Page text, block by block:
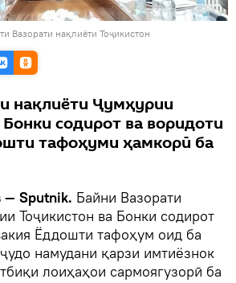
Вазорати нақлиёти Тоҷикистон
нақлиёти Ҷумҳурии
содирот ва воридоти
тафоҳуми ҳамкорӣ ба
Sputnik. Байни Вазорати
Тоҷикистон ва Бонки содирот
Ёддошти тафоҳум оид ба
намудани қарзи имтиёзнок
лоиҳаҳои сармоягузорӣ ба